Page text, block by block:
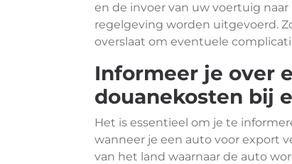
en de invoer van uw voertuig
regelgeving worden uitgevoerd.
overslaat om eventuele
Informeer je over
douanekosten bij
Het is essentieel om je te
wanneer je een auto voor export
van het land waarnaar de auto